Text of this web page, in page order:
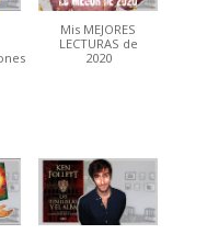
Mis MEJORES
LECTURAS de
2020